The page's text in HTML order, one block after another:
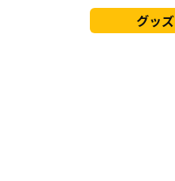
グッズ